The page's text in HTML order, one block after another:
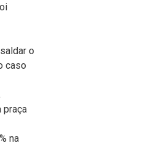
o
caso
praça
na